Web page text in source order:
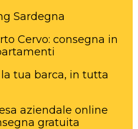
Sardegna
Cervo: consegna in
tua barca, in tutta
aziendale online
gratuita